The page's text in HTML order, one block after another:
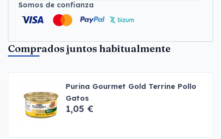
Somos de confianza
Comprados juntos habitualmente
Purina Gourmet Gold Terrine Pollo
Gatos
1,05 €